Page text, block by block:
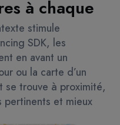
à chaque
stimule
SDK, les
en avant un
ou la carte d’un
se trouve à proximité,
pertinents et mieux